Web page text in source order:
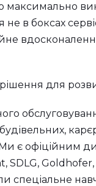
не в боксах
для
є офіційним
Goldhofer,
спеціальне